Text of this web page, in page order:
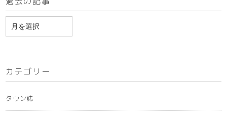
ア
ー
イ
カテゴリー
タウン誌